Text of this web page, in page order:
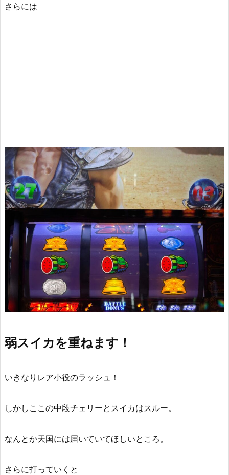
さらには
弱スイカを重ねます！
いきなりレア小役のラッシュ！
しかしここの中段チェリーとスイカはスルー。
なんとか天国には届いていてほしいところ。
さらに打っていくと